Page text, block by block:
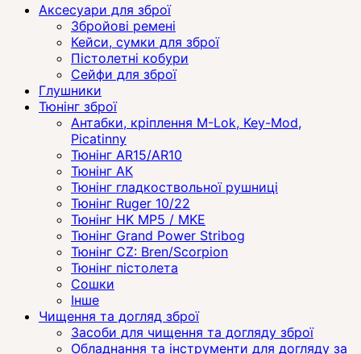
Аксесуари для зброї
Збройові ремені
Кейси, сумки для зброї
Пістолетні кобури
Сейфи для зброї
Глушники
Тюнінг зброї
Антабки, кріплення M-Lok, Key-Mod,
Picatinny
Тюнінг AR15/AR10
Тюнінг АК
Тюнінг гладкоствольної рушниці
Тюнінг Ruger 10/22
Тюнінг HK MP5 / MKE
Тюнінг Grand Power Stribog
Тюнінг CZ: Bren/Scorpion
Тюнінг пістолета
Сошки
Інше
Чищення та догляд зброї
Засоби для чищення та догляду зброї
Обладнання та інструменти для догляду за